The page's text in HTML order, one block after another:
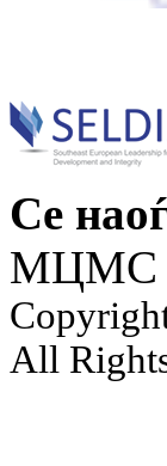
Се
МЦМС
All